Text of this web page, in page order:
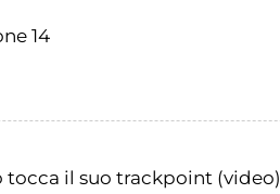
14
il suo trackpoint (video)